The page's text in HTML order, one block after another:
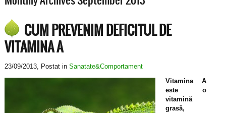
CUM PREVENIM DEFICITUL DE
VITAMINA A
23/09/2013, Postat in Sanatate&Comportament
Vitamina A
este o
vitamină
grasă,